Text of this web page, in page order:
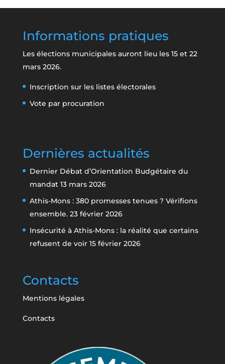
Informations pratiques
Les élections municipales auront lieu les 15 et 22
mars 2026.
Inscription sur les listes électorales
Vote par procuration
Dernières actualités
Dernier Débat d’Orientation Budgétaire du
mandat 13 mars 2026
Athis-Mons : 380 promesses tenues ? Vérifions
ensemble. 23 février 2026
Insécurité à Athis-Mons : la réalité que certains
refusent de voir 15 février 2026
Contacts
Mentions légales
Contacts